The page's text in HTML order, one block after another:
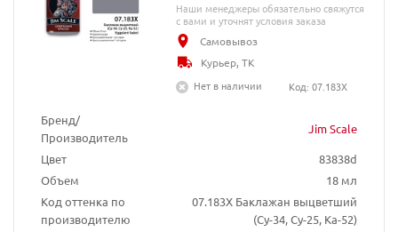
Бренд/
Производитель
Jim Scale
Цвет
83838d
Объем
18 мл
Код оттенка по
производителю
07.183Х Баклажан выцветший
(Су-34, Су-25, Ка-52)
Наши менеджеры обязательно свяжутся
с вами и уточнят условия заказа
Самовывоз
Курьер, ТК
Нет в наличии
Код: 07.183Х